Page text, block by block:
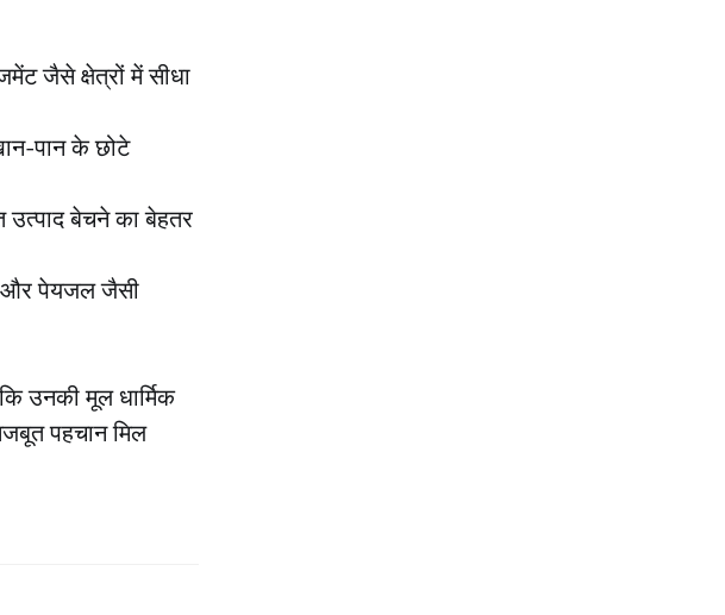
जैसे क्षेत्रों में सीधा
पान के छोटे
उत्पाद बेचने का बेहतर
और पेयजल जैसी
उनकी मूल धार्मिक
पहचान मिल